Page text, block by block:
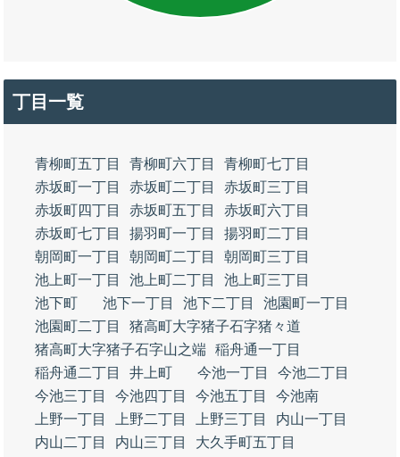
丁目一覧
青柳町五丁目 青柳町六丁目
青柳町七丁目
赤坂町一丁目
赤坂町二丁目
赤坂町三丁目
赤坂町四丁目
赤坂町五丁目
赤坂町六丁目
赤坂町七丁目
揚羽町一丁目
揚羽町二丁目
朝岡町一丁目
朝岡町二丁目
朝岡町三丁目
池上町一丁目
池上町二丁目
池上町三丁目
池下町
池下一丁目 池下二丁目
池園町一丁目
池園町二丁目
猪高町大字猪子石字猪々道
猪高町大字猪子石字山之端 稲舟通一丁目
稲舟通二丁目
井上町 今池一丁目
今池二丁目
今池三丁目
今池四丁目 今池五丁目
今池南
上野一丁目
上野二丁目 上野三丁目
内山一丁目
内山二丁目
内山三丁目
大久手町五丁目